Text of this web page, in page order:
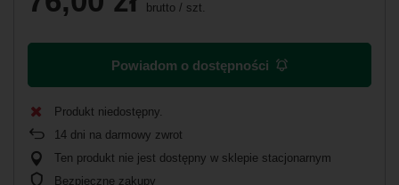
brutto / szt.
Powiadom o dostępności
Produkt niedostępny
14 dni na darmowy zwrot
Ten produkt nie jest dostępny w sklepie stacjonarnym
Bezpieczne zakupy